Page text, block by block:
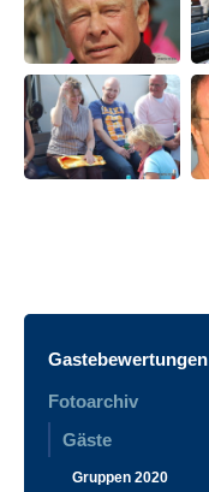
Gastebewertungen
Fotoarchiv
Gäste
Gruppen 2020